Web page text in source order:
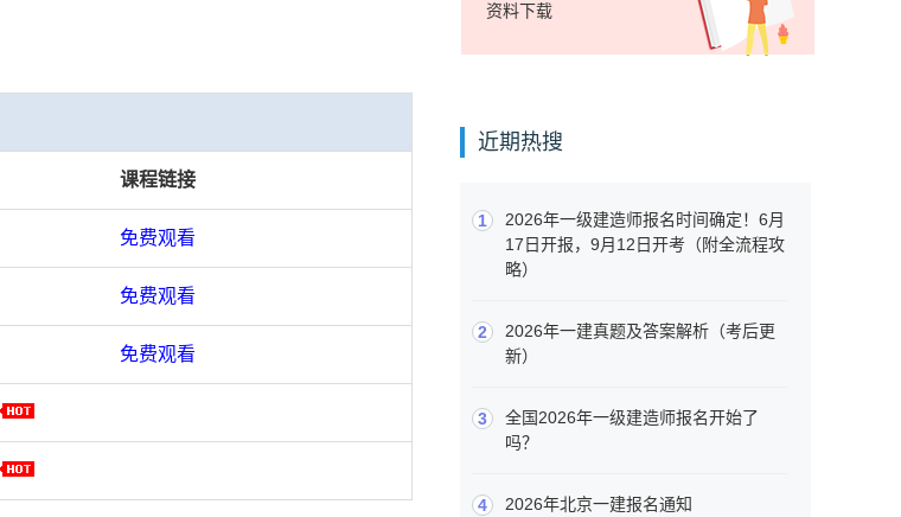
课程链接
免费观看
免费观看
免费观看
资料下载
近期热搜
1
2026年一级建造师报名时间确定！6月
17日开报，9月12日开考（附全流程攻
略）
2
2026年一建真题及答案解析（考后更
新）
3
全国2026年一级建造师报名开始了
吗？
4 2026年北京一建报名通知